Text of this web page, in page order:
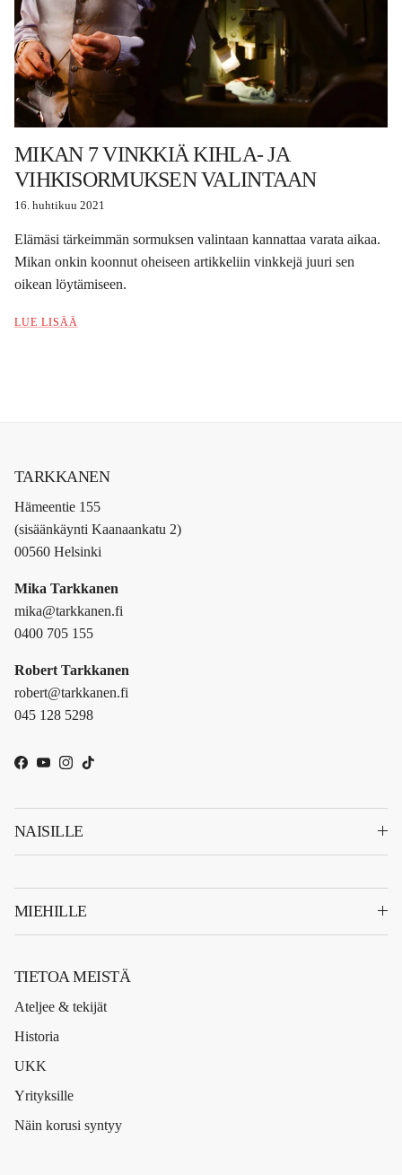
MIKAN 7 VINKKIÄ KIHLA- JA
VIHKISORMUKSEN VALINTAAN
16. huhtikuu 2021
Elämäsi tärkeimmän sormuksen valintaan kannattaa varata aikaa.
Mikan onkin koonnut oheiseen artikkeliin vinkkejä juuri sen
oikean löytämiseen.
LUE LISÄÄ
TARKKANEN
Hämeentie 155
(sisäänkäynti Kaanaankatu 2)
00560 Helsinki
Mika Tarkkanen
mika@tarkkanen.fi
0400 705 155
Robert Tarkkanen
robert@tarkkanen.fi
045 128 5298
Facebook
YouTube
Instagram
TikTok
NAISILLE
MIEHILLE
TIETOA MEISTÄ
Ateljee & tekijät
Historia
UKK
Yrityksille
Näin korusi syntyy